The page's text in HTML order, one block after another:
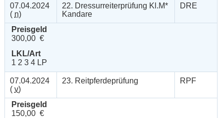
07.04.2024
( n)
22. Dressurreiterprüfung Kl.M*
Kandare
DRE
Preisgeld
300,00 €
LKL/Art
1 2 3 4 LP
07.04.2024
( v)
23. Reitpferdeprüfung RPF
Preisgeld
150,00 €